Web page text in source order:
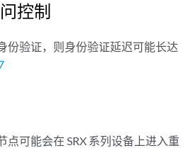
控制
份验证，则身份验证延迟可能长达
点可能会在 SRX 系列设备上进入重